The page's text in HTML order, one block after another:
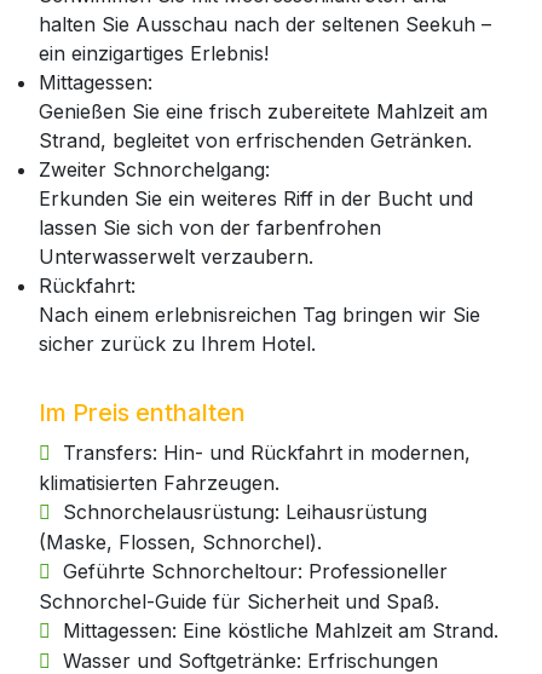
halten Sie Ausschau nach der seltenen Seekuh –
ein einzigartiges Erlebnis!
Mittagessen:
Genießen Sie eine frisch zubereitete Mahlzeit am
Strand, begleitet von erfrischenden Getränken.
Zweiter Schnorchelgang:
Erkunden Sie ein weiteres Riff in der Bucht und
lassen Sie sich von der farbenfrohen
Unterwasserwelt verzaubern.
Rückfahrt:
Nach einem erlebnisreichen Tag bringen wir Sie
sicher zurück zu Ihrem Hotel.
Im Preis enthalten
Transfers: Hin- und Rückfahrt in modernen,
klimatisierten Fahrzeugen.
Schnorchelausrüstung: Leihausrüstung
(Maske, Flossen, Schnorchel).
Geführte Schnorcheltour: Professioneller
Schnorchel-Guide für Sicherheit und Spaß.
Mittagessen: Eine köstliche Mahlzeit am Strand.
Wasser und Softgetränke: Erfrischungen